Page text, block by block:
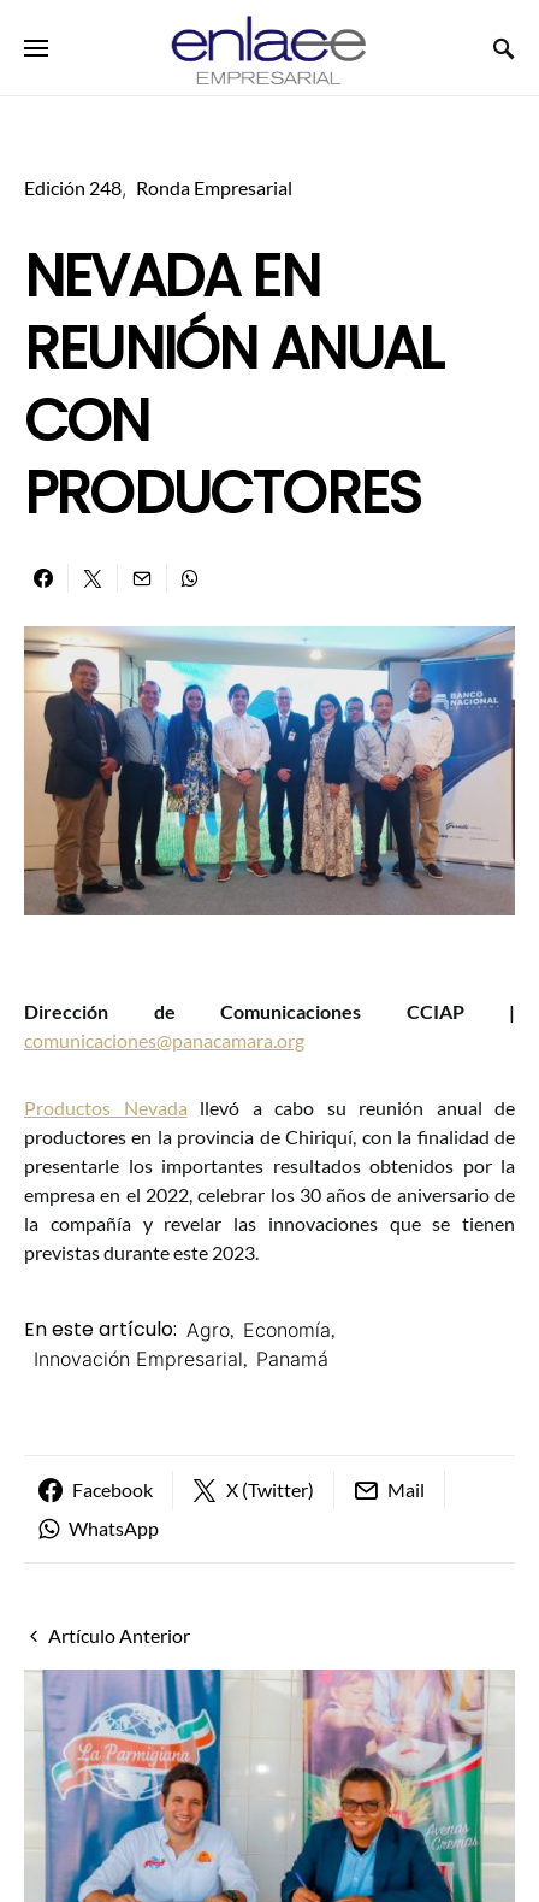
Edición 248 Ronda Empresarial
NEVADA EN
REUNIÓN ANUAL
CON
PRODUCTORES
Dirección de Comunicaciones CCIAP |
comunicaciones@panacamara.org
Productos Nevada llevó a cabo su reunión anual de
productores en la provincia de Chiriquí, con la finalidad de
presentarle los importantes resultados obtenidos por la
empresa en el 2022, celebrar los 30 años de aniversario de
la compañía y revelar las innovaciones que se tienen
previstas durante este 2023.
En este artículo: Agro, Economía,
Innovación Empresarial, Panamá
Facebook X (Twitter)
Mail
WhatsApp
Artículo Anterior